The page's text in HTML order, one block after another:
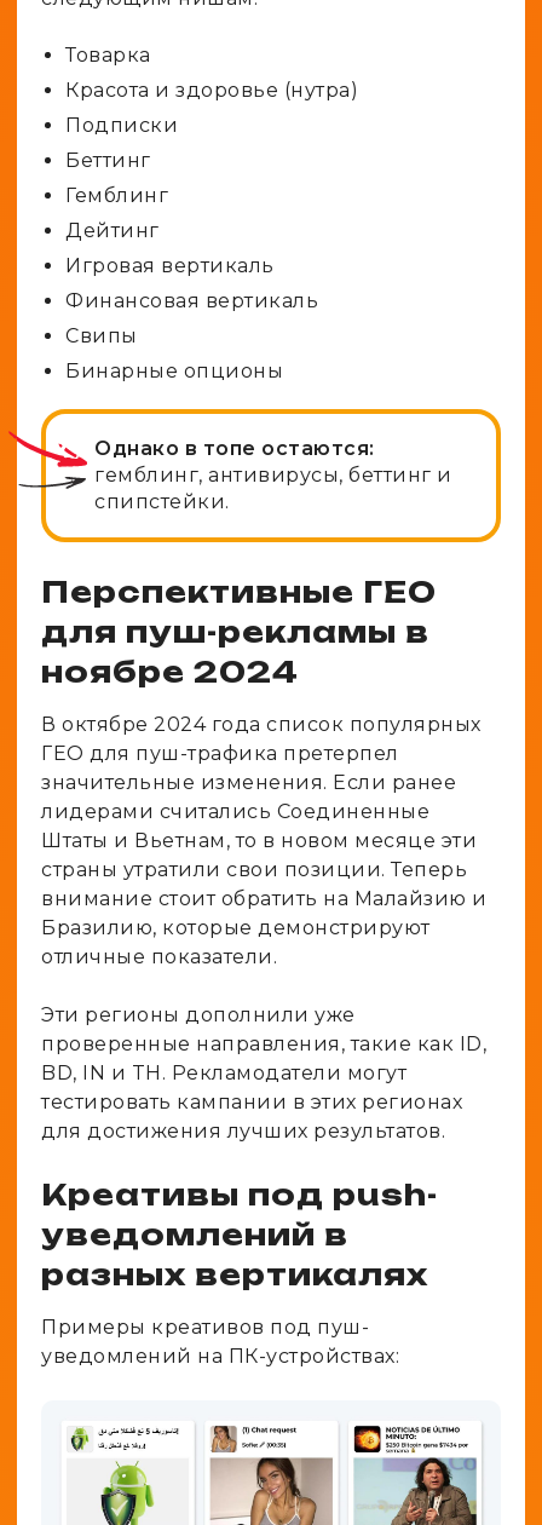
Товарка
Красота и здоровье (нутра)
Подписки
Беттинг
Гемблинг
Дейтинг
Игровая вертикаль
Финансовая вертикаль
Свипы
Бинарные опционы
Однако в топе остаются:
гемблинг, антивирусы, беттинг и
спипстейки.
Перспективные ГЕО
для пуш-рекламы в
ноябре 2024
В октябре 2024 года список популярных
ГЕО для пуш-трафика претерпел
значительные изменения. Если ранее
лидерами считались Соединенные
Штаты и Вьетнам, то в новом месяце эти
страны утратили свои позиции. Теперь
внимание стоит обратить на Малайзию и
Бразилию, которые демонстрируют
отличные показатели.
Эти регионы дополнили уже
проверенные направления, такие как ID,
BD, IN и TH. Рекламодатели могут
тестировать кампании в этих регионах
для достижения лучших результатов.
Креативы под push-
уведомлений в
разных вертикалях
Примеры креативов под пуш-
уведомлений на ПК-устройствах: